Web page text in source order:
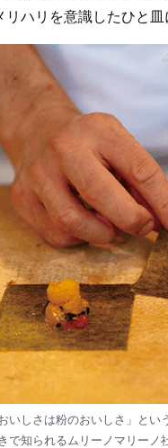
ハリを意識したひと皿
いしさは粉のおいしさ」と
で知られるムリーノマリー